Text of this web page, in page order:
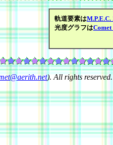
軌道要素はM.P.E.C.
光度グラフは
). All rights reserved.